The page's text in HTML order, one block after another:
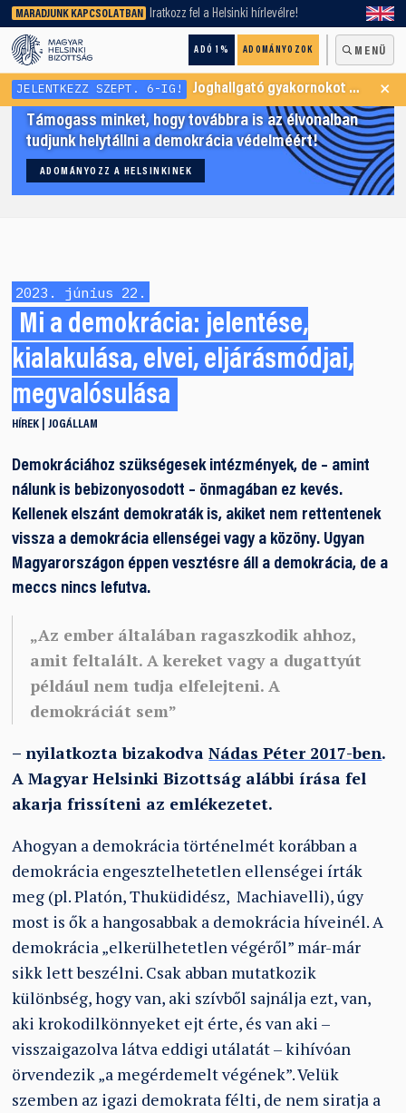
MARADJUNK KAPCSOLATBAN Iratkozz fel a Helsinki hírlevélre!
ADÓ 1% ADOMÁNYOZOK MENÜ
keresőnket!
JELENTKEZZ SZEPT. 6-IG! Joghallgató gyakornokot keresünk Menekültügyi Programunkba ×
Támogass minket, hogy továbbra is az élvonalban
tudjunk helytállni a demokrácia védelméért!
ADOMÁNYOZZ A HELSINKINEK
2023. június 22.
Mi a demokrácia: jelentése,
kialakulása, elvei, eljárásmódjai,
megvalósulása
HÍREK JOGÁLLAM
Demokráciához szükségesek intézmények, de – amint
nálunk is bebizonyosodott – önmagában ez kevés.
Kellenek elszánt demokraták is, akiket nem rettentenek
vissza a demokrácia ellenségei vagy a közöny. Ugyan
Magyarországon éppen vesztésre áll a demokrácia, de a
meccs nincs lefutva.
„Az ember általában ragaszkodik ahhoz,
amit feltalált. A kereket vagy a dugattyút
például nem tudja elfelejteni. A
demokráciát sem”
– nyilatkozta bizakodvaNádas Péter 2017-ben.
A Magyar Helsinki Bizottság alábbi írása fel
akarja frissíteni az emlékezetet.
Ahogyan a demokrácia történelmét korábban a
demokrácia engesztelhetetlen ellenségei írták
meg (pl. Platón, Thuküdidész, Machiavelli), úgy
most is ők a hangosabbak a demokrácia híveinél. A
demokrácia „elkerülhetetlen végéről” már-már
sikk lett beszélni. Csak abban mutatkozik
különbség, hogy van, aki szívből sajnálja ezt, van,
aki krokodilkönnyeket ejt érte, és van aki –
visszaigazolva látva eddigi utálatát – kihívóan
örvendezik „a megérdemelt végének”. Velük
szemben az igazi demokrata félti, de nem siratja a